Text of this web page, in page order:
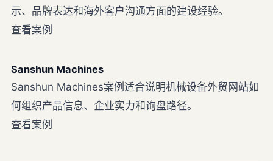
示、品牌表达和海外客户沟通方面的建设经验。
查看案例
Sanshun Machines
Sanshun Machines案例适合说明机械设备外贸网站如
何组织产品信息、企业实力和询盘路径。
查看案例